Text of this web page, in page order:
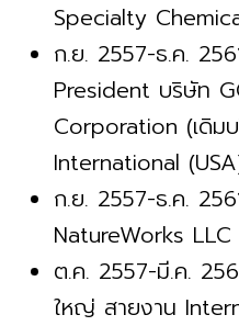
Specialty
ก.ย. 2557-ธ.ค.
President บริษัท
Corporation (เดิม
International
ก.ย. 2557-ธ.ค.
NatureWorks LLC
ต.ค. 2557-มี.ค.
ใหญ่ สายงาน